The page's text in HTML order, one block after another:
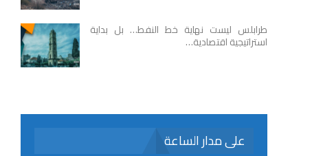
طرابلس ليست نهاية خط النفط… بل بداية
استراتيجية اقتصادية…
على مدار الساعة